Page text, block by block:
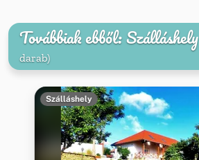
Továbbiak ebből: Szálláshely
darab)
Szálláshely